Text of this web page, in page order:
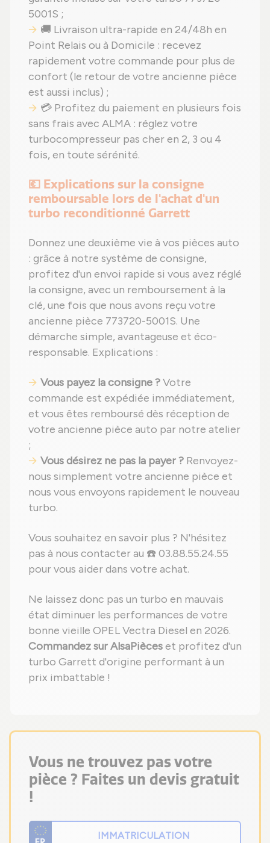
5001S ;
🚚 Livraison ultra-rapide en 24/48h en
Point Relais ou à Domicile : recevez
rapidement votre commande pour plus de
confort (le retour de votre ancienne pièce
est aussi inclus) ;
💳 Profitez du paiement en plusieurs fois
sans frais avec ALMA : réglez votre
turbocompresseur pas cher en 2, 3 ou 4
fois, en toute sérénité.
💶 Explications sur la consigne
remboursable lors de l'achat d'un
turbo reconditionné Garrett
Donnez une deuxième vie à vos pièces auto
: grâce à notre système de consigne,
profitez d'un envoi rapide si vous avez réglé
la consigne, avec un remboursement à la
clé, une fois que nous avons reçu votre
ancienne pièce 773720-5001S. Une
démarche simple, avantageuse et éco-
responsable. Explications :
Vous payez la consigne ?Votre
commande est expédiée immédiatement,
et vous êtes remboursé dès réception de
votre ancienne pièce auto par notre atelier
;
Vous désirez ne pas la payer ? Renvoyez-
nous simplement votre ancienne pièce et
nous vous envoyons rapidement le nouveau
turbo.
Vous souhaitez en savoir plus ? N'hésitez
pas à nous contacter au ☎️ 03.88.55.24.55
pour vous aider dans votre achat.
Ne laissez donc pas un turbo en mauvais
état diminuer les performances de votre
bonne vieille OPEL Vectra Diesel en 2026.
Commandez sur AlsaPièceset profitez d'un
turbo Garrett d'origine performant à un
prix imbattable !
Vous ne trouvez pas votre
pièce ? Faites un devis gratuit
!